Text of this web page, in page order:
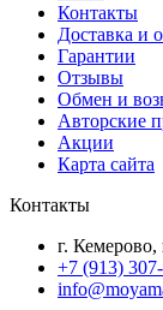
Контакты
Доставка и
Гарантии
Отзывы
Обмен и
Авторские
Акции
Карта сайта
Контакты
г.
+7 (913)